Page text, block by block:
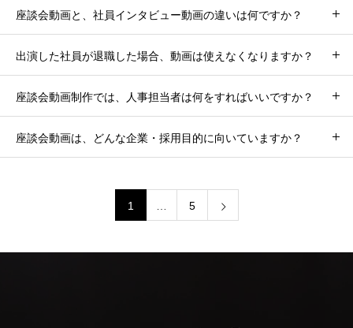
座談会動画と、社員インタビュー動画の違いは何ですか？
出演した社員が退職した場合、動画は使えなくなりますか？
座談会動画制作では、人事担当者は何をすればいいですか？
座談会動画は、どんな企業・採用目的に向いていますか？
1 5